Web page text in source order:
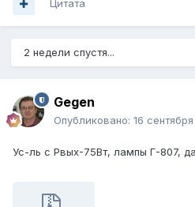
Цитата
2 недели спустя...
Gegen
Опубликовано: 16
Ус-ль с Рвых-75Вт, лампы Г-807,